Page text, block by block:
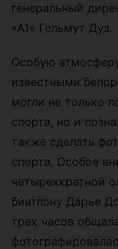
генеральный
«А1» Гельмут Дуз.
Особую
известными
могли не только
спорта, но и
также сделать
спорта. Особое
четырехкратной
биатлону Дарье
трех часов